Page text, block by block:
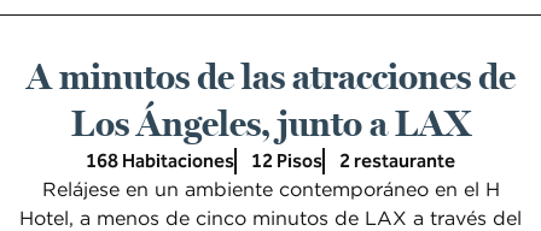
A minutos de las atracciones de
Los Ángeles, junto a LAX
168 Habitaciones 12 Pisos 2 restaurante
Relájese en un ambiente contemporáneo en el H
Hotel, a menos de cinco minutos de LAX a través del